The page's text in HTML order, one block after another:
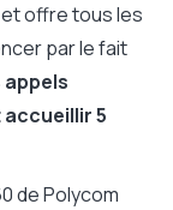
et offre tous les
par le fait
5
de Polycom